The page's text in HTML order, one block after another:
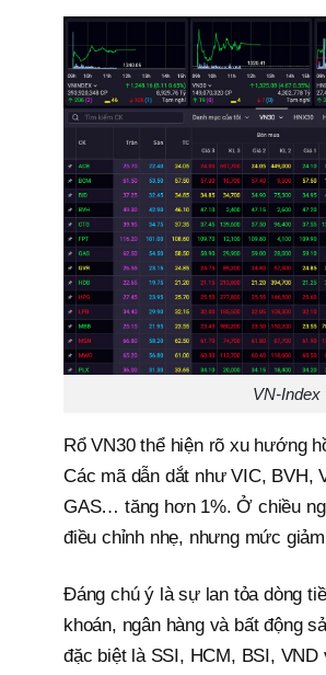
VN-Index
Rổ VN30 thể hiện rõ xu hướng
Các mã dẫn dắt như VIC, BVH,
GAS… tăng hơn 1%. Ở chiều
điều chỉnh nhẹ, nhưng mức
Đáng chú ý là sự lan tỏa dòng
khoán, ngân hàng và bất động
đặc biệt là SSI, HCM, BSI,